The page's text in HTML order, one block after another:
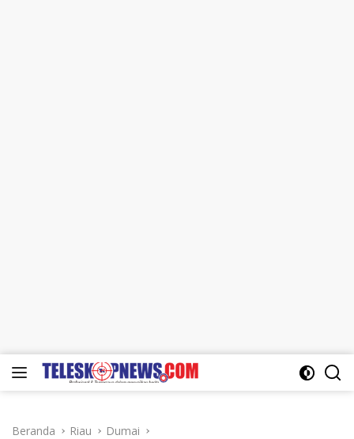
Langsung
Beranda Riau Dumai